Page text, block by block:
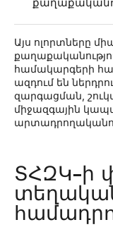
Այս ոլորտները
համակարգերի
ազդում են
զարգացման,
միջազգային
ՏՀԶԿ-ի